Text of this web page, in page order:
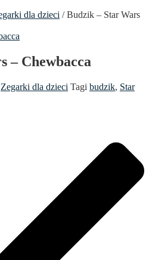
dla dzieci / Budzik – Star Wars
– Chewbacca
Zegarki dla dzieci Tagi budzik, Star